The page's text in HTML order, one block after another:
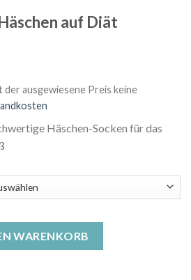
auf Diät
der ausgewiesene Preis keine
Häschen-Socken für das
WARENKORB